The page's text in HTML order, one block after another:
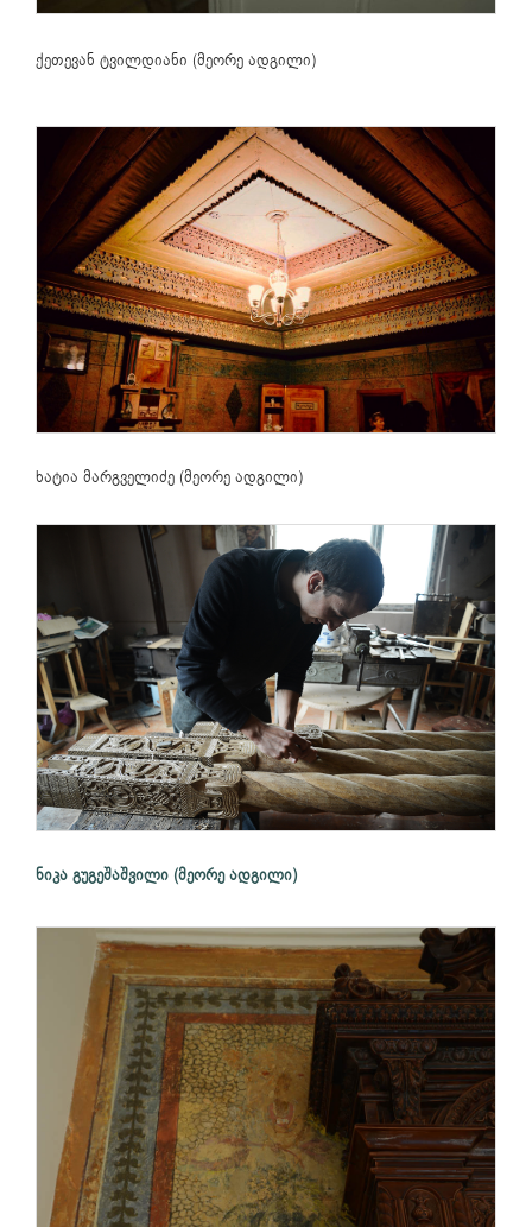
ქეთევან ტვილდიანი (მეორე ადგილი)
ხატია მარგველიძე (მეორე ადგილი)
ნიკა გუგეშაშვილი (მეორე ადგილი)